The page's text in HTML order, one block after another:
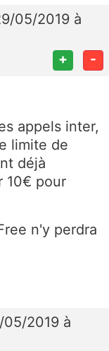
05/2019 à
+ -
appels inter,
limite de
déjà
10€ pour
n'y perdra
05/2019 à